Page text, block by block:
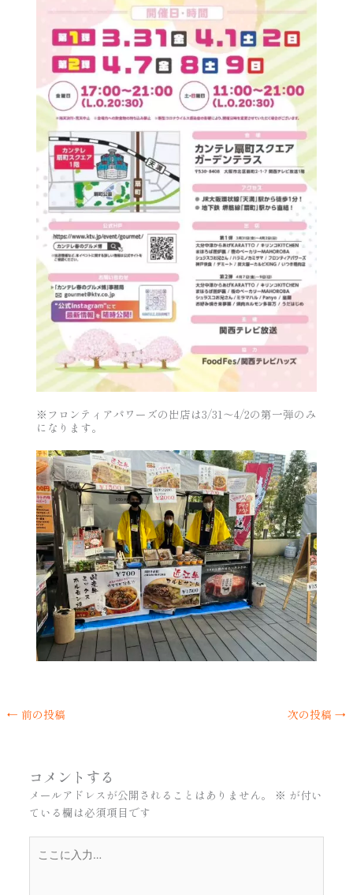
※フロンティアパワーズの出店は3/31～4/2の第一弾のみ
になります。
← 前の投稿 次の投稿 →
コメントする
メールアドレスが公開されることはありません。 ※ が付い
ている欄は必須項目です